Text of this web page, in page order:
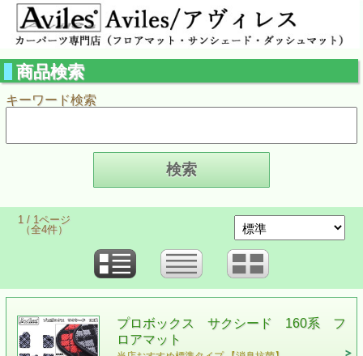
商品検索
キーワード検索
1 / 1ページ
（全4件）
プロボックス サクシード 160系 フ
ロアマット